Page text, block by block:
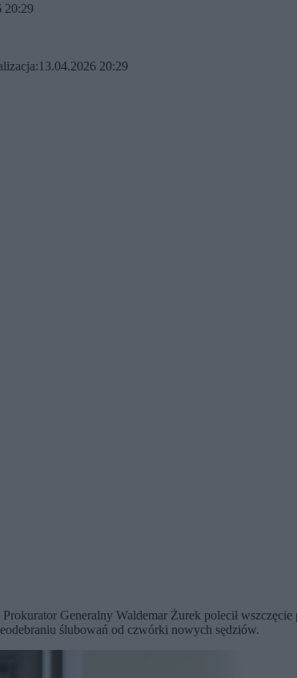
20:29
13.04.2026 20:29
Generalny Waldemar Żurek polecił
ślubowań od czwórki nowych sędziów.